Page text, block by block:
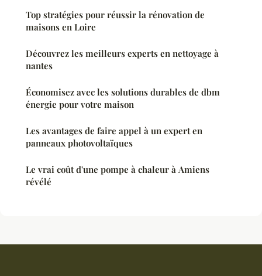
Top stratégies pour réussir la rénovation de
maisons en Loire
Découvrez les meilleurs experts en nettoyage à
nantes
Économisez avec les solutions durables de dbm
énergie pour votre maison
Les avantages de faire appel à un expert en
panneaux photovoltaïques
Le vrai coût d'une pompe à chaleur à Amiens
révélé